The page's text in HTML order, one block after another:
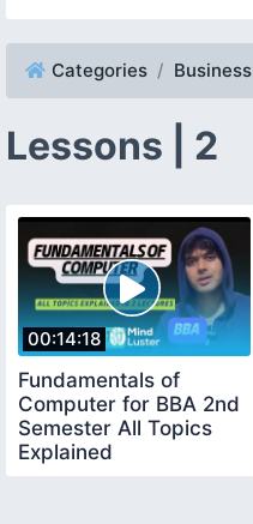
Categories Business
Lessons | 2
00:14:18
Fundamentals of
Computer for BBA 2nd
Semester All Topics
Explained